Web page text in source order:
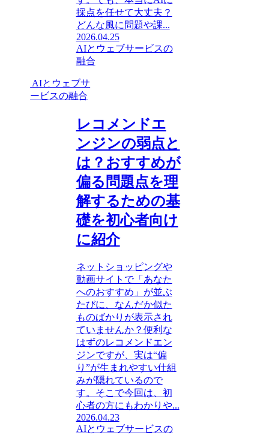
採点を任せて大丈夫？
どんな風に問題や課...
2026.04.25
AIとウェブサービスの
融合
AIとウェブサ
ービスの融合
レコメンドエ
ンジンの弱点と
は？おすすめが
偏る問題点を理
解するための基
礎を初心者向け
に紹介
ネットショッピングや
動画サイトで「あなた
へのおすすめ」が並ぶ
たびに、なんだか似た
ものばかりが表示され
ていませんか？便利な
はずのレコメンドエン
ジンですが、実は“偏
り”が生まれやすい仕組
みが隠れているので
す。そこで今回は、初
心者の方にもわかりや...
2026.04.23
AIとウェブサービスの